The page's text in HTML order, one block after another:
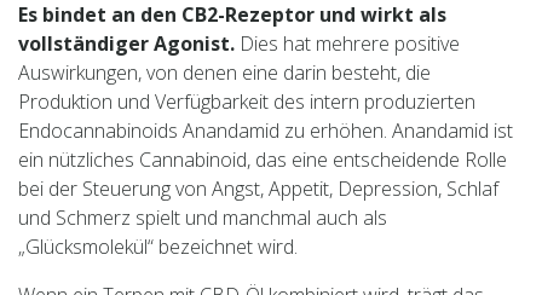
Es bindet an den CB2-Rezeptor und wirkt als
vollständiger Agonist. Dies hat mehrere positive
Auswirkungen, von denen eine darin besteht, die
Produktion und Verfügbarkeit des intern produzierten
Endocannabinoids Anandamid zu erhöhen. Anandamid ist
ein nützliches Cannabinoid, das eine entscheidende Rolle
bei der Steuerung von Angst, Appetit, Depression, Schlaf
und Schmerz spielt und manchmal auch als
„Glücksmolekül“ bezeichnet wird.